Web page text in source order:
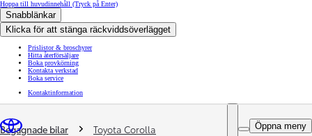
Hoppa till huvudinnehåll (Tryck på Enter)
Snabblänkar
Klicka för att stänga räckviddsöverlägget
Prislistor & broschyrer
Hitta återförsäljare
Boka provkörning
Kontakta verkstad
Boka service
Kontaktinformation
Öppna meny
You are here
Begagnade bilar Toyota Corolla